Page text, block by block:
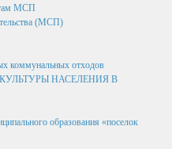
прием
МСП
(МСП)
коммунальных отходов
НАСЕЛЕНИЯ В
образования «поселок